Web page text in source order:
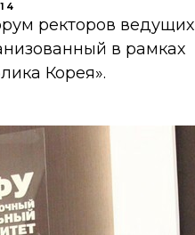
ректоров ведущих
в рамках
Корея».